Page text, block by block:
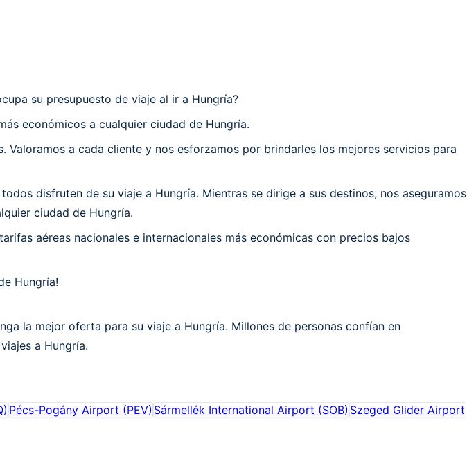
su presupuesto de viaje al ir a Hungría?
económicos a cualquier ciudad de Hungría.
a cada cliente y nos esforzamos por brindarles los mejores servicios para
disfruten de su viaje a Hungría. Mientras se dirige a sus destinos, nos aseguramos
ciudad de Hungría.
aéreas nacionales e internacionales más económicas con precios bajos
Hungría!
la mejor oferta para su viaje a Hungría. Millones de personas confían en
a Hungría.
) Pécs-Pogány Airport (PEV) Sármellék International Airport (SOB) Szeged Glider Airport